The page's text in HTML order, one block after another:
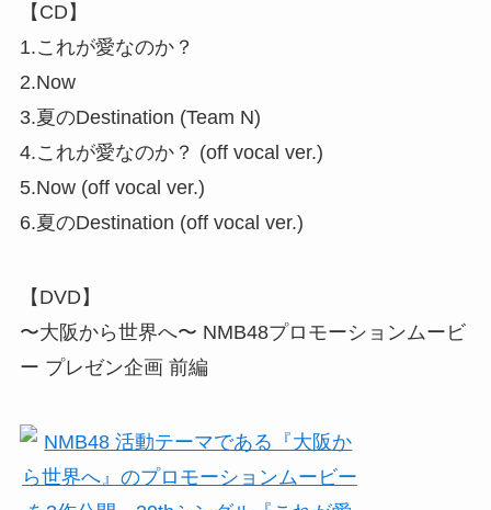
【CD】
1.これが愛なのか？
2.Now
3.夏のDestination (Team N)
4.これが愛なのか？ (off vocal ver.)
5.Now (off vocal ver.)
6.夏のDestination (off vocal ver.)
【DVD】
〜大阪から世界へ〜 NMB48プロモーションムービ
ー プレゼン企画 前編